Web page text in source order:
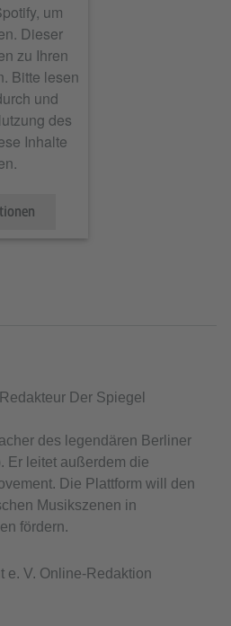
um
Dieser
zu Ihren
Bitte lesen
und
des
Inhalte
Der Spiegel
des legendären Berliner
Er leitet außerdem die
Die Plattform will den
Musikszenen in
fördern.
e. V. Online-Redaktion